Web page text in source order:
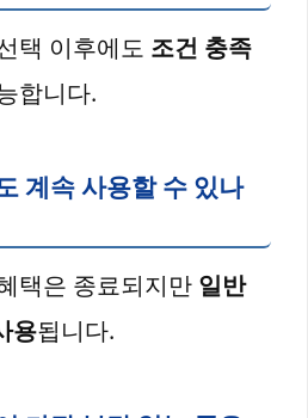
택 이후에도 조건 충족
합니다.
계속 사용할 수 있나
택은 종료되지만 일반
용됩니다.